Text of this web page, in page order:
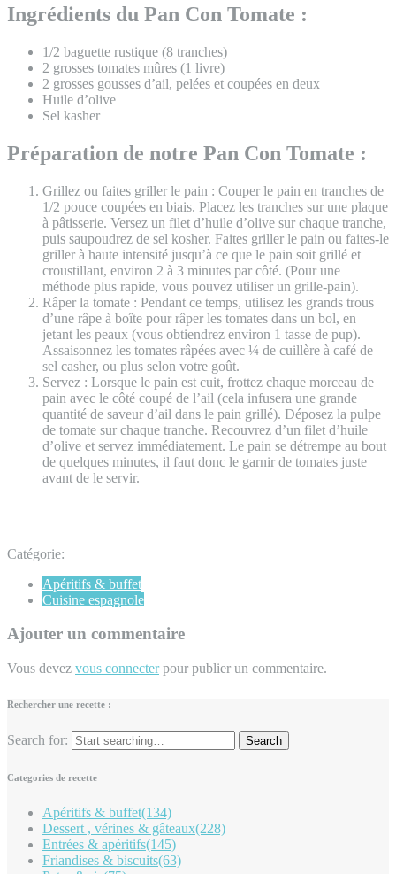
Ingrédients du Pan Con Tomate :
1/2 baguette rustique (8 tranches)
2 grosses tomates mûres (1 livre)
2 grosses gousses d’ail, pelées et coupées en deux
Huile d’olive
Sel kasher
Préparation de notre Pan Con Tomate :
Grillez ou faites griller le pain : Couper le pain en tranches de
1/2 pouce coupées en biais. Placez les tranches sur une plaque
à pâtisserie. Versez un filet d’huile d’olive sur chaque tranche,
puis saupoudrez de sel kosher. Faites griller le pain ou faites-le
griller à haute intensité jusqu’à ce que le pain soit grillé et
croustillant, environ 2 à 3 minutes par côté. (Pour une
méthode plus rapide, vous pouvez utiliser un grille-pain).
Râper la tomate : Pendant ce temps, utilisez les grands trous
d’une râpe à boîte pour râper les tomates dans un bol, en
jetant les peaux (vous obtiendrez environ 1 tasse de pup).
Assaisonnez les tomates râpées avec ¼ de cuillère à café de
sel casher, ou plus selon votre goût.
Servez : Lorsque le pain est cuit, frottez chaque morceau de
pain avec le côté coupé de l’ail (cela infusera une grande
quantité de saveur d’ail dans le pain grillé). Déposez la pulpe
de tomate sur chaque tranche. Recouvrez d’un filet d’huile
d’olive et servez immédiatement. Le pain se détrempe au bout
de quelques minutes, il faut donc le garnir de tomates juste
avant de le servir.
Catégorie:
Apéritifs & buffet
Cuisine espagnole
Ajouter un commentaire
Vous devez vous connecterpour publier un commentaire.
Rechercher une recette :
Search for:
Categories de recette
Apéritifs & buffet(134)
Dessert , vérines & gâteaux(228)
Entrées & apéritifs(145)
Friandises & biscuits(63)